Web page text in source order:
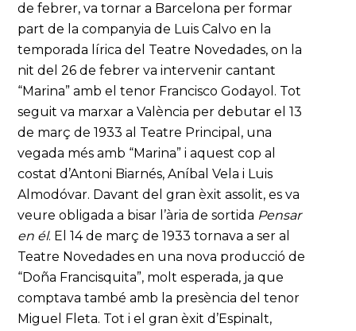
de febrer, va tornar a Barcelona per formar
part de la companyia de Luis Calvo en la
temporada lírica del Teatre Novedades, on la
nit del 26 de febrer va intervenir cantant
“Marina” amb el tenor Francisco Godayol. Tot
seguit va marxar a València per debutar el 13
de març de 1933 al Teatre Principal, una
vegada més amb “Marina” i aquest cop al
costat d’Antoni Biarnés, Aníbal Vela i Luis
Almodóvar. Davant del gran èxit assolit, es va
veure obligada a bisar l’ària de sortida Pensar
en él. El 14 de març de 1933 tornava a ser al
Teatre Novedades en una nova producció de
“Doña Francisquita”, molt esperada, ja que
comptava també amb la presència del tenor
Miguel Fleta. Tot i el gran èxit d’Espinalt,